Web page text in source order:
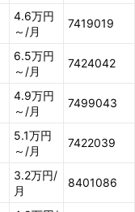
4.6万円
～/月
7419019
6.5万円
～/月
7424042
4.9万円
～/月
7499043
5.1万円
～/月
7422039
3.2万円/
月
8401086